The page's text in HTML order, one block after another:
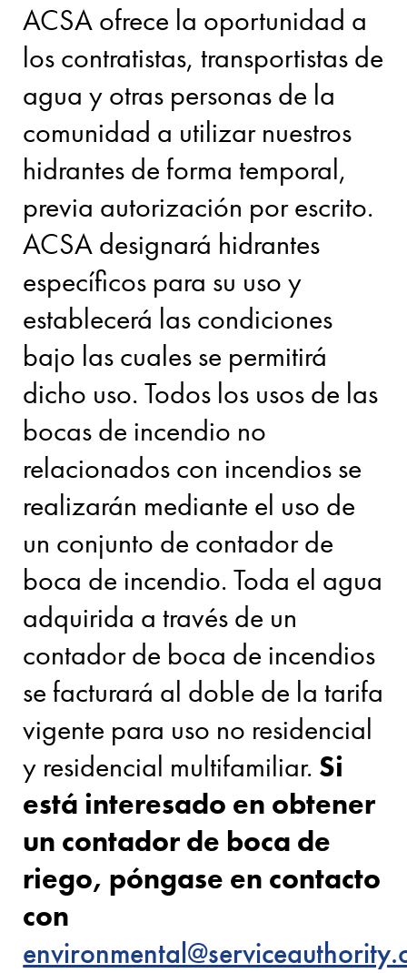
ACSA ofrece la oportunidad a
los contratistas, transportistas de
agua y otras personas de la
comunidad a utilizar nuestros
hidrantes de forma temporal,
previa autorización por escrito.
ACSA designará hidrantes
específicos para su uso y
establecerá las condiciones
bajo las cuales se permitirá
dicho uso. Todos los usos de las
bocas de incendio no
relacionados con incendios se
realizarán mediante el uso de
un conjunto de contador de
boca de incendio. Toda el agua
adquirida a través de un
contador de boca de incendios
se facturará al doble de la tarifa
vigente para uso no residencial
y residencial multifamiliar. Si
está interesado en obtener
un contador de boca de
riego, póngase en contacto
con